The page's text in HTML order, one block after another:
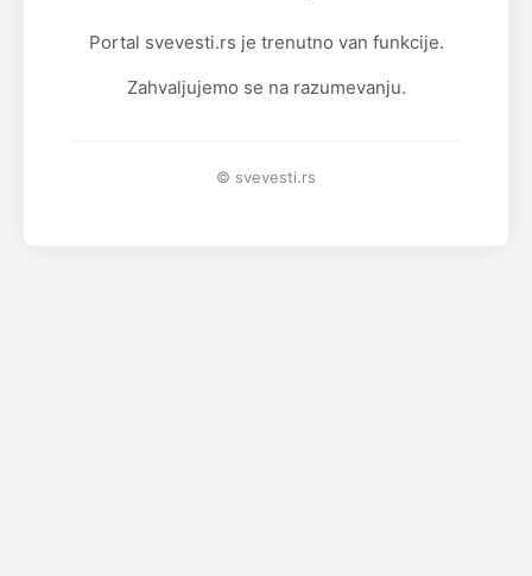
Portal svevesti.rs je trenutno van funkcije.
Zahvaljujemo se na razumevanju.
© svevesti.rs